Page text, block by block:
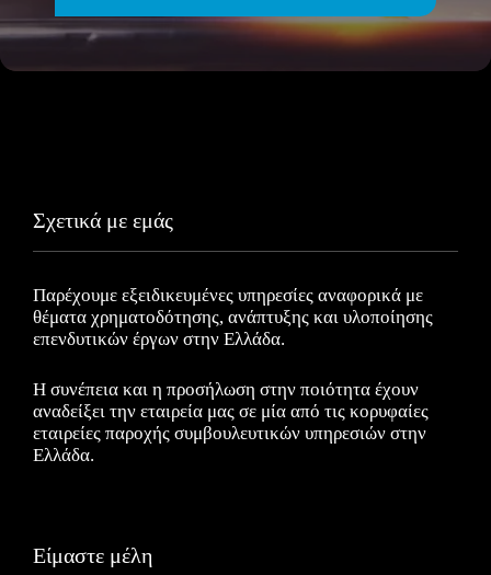
Σχετικά με εμάς
Παρέχουμε εξειδικευμένες υπηρεσίες αναφορικά με
θέματα χρηματοδότησης, ανάπτυξης και υλοποίησης
επενδυτικών έργων στην Ελλάδα.
Η συνέπεια και η προσήλωση στην ποιότητα έχουν
αναδείξει την εταιρεία μας σε μία από τις κορυφαίες
εταιρείες παροχής συμβουλευτικών υπηρεσιών στην
Ελλάδα.
Είμαστε μέλη